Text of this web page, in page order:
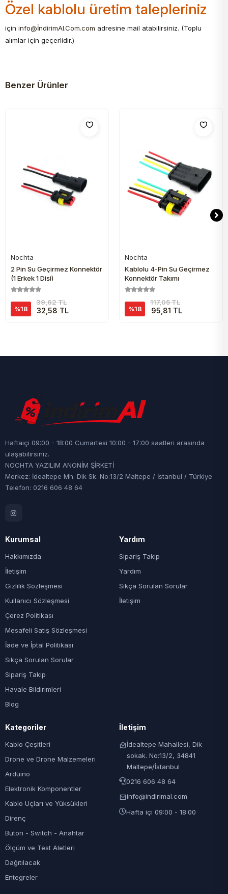
Özel kablolu üretim talepleriniz
için info@İndirimAl.Com.com adresine mail atabilirsiniz. (Toplu
alımlar için geçerlidir.)
Benzer Ürünler
Nochta
2 Pin Su Geçirmez Konnektör
(1 Erkek 1 Dişi)
%18
39,62 TL
32,58 TL
Nochta
Kablolu 4-Pin Su Geçirmez
Konnektör Takımı
%18
117,05 TL
95,81 TL
Haftaiçi 09:00 - 18:00 Cumartesi 10:00 - 17:00 saatleri arasında
ulaşabilirsiniz.
NOCHTA YAZILIM ANONİM ŞİRKETİ
Merkez: İdealtepe Mh. Dik Sk. No:13/2 Maltepe / İstanbul / Türkiye
Telefon: 0216 606 48 64
Kurumsal
Hakkımızda
İletişim
Gizlilik Sözleşmesi
Kullanıcı Sözleşmesi
Çerez Politikası
Mesafeli Satış Sözleşmesi
İade ve İptal Politikası
Sıkça Sorulan Sorular
Sipariş Takip
Havale Bildirimleri
Blog
Yardım
Sipariş Takip
Yardım
Sıkça Sorulan Sorular
İletişim
Kategoriler
Kablo Çeşitleri
Drone ve Drone Malzemeleri
Arduino
Elektronik Komponentler
Kablo Uçları ve Yüksükleri
Direnç
Buton - Switch - Anahtar
Ölçüm ve Test Aletleri
Dağıtılacak
Entegreler
İletişim
İdealtepe Mahallesi, Dik
sokak. No:13/2, 34841
Maltepe/İstanbul
0216 606 48 64
info@indirimal.com
Hafta içi 09:00 - 18:00